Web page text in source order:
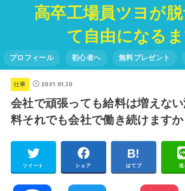
高卒工場員ツヨが
て自由になる
プロフィール 初心者へ 無料プレゼント
仕事 2021.01.30
会社で頑張っても給料は増えな
料それでも会社で働き続けますか
ツイート シェア はてブ 送